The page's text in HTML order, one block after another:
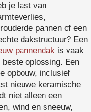
je last van
pannen of een
dakstructuur? Een
pannendak is vaak
beste oplossing. Een
opbouw, inclusief
nieuwe keramische
niet alleen een
wind en sneeuw,